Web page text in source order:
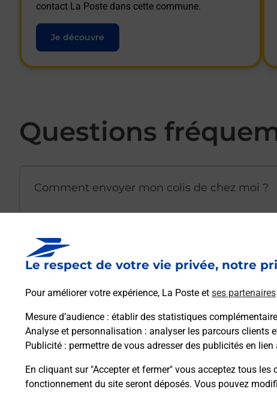
Le respect de votre vie privée, notre
Pour améliorer votre expérience, La Poste et ses partenaires
Mesure d’audience : établir des statistiques
Analyse et personnalisation : analyser les parcours clients
Publicité : permettre de vous adresser des publicités en
En cliquant sur "Accepter et fermer" vous acceptez tous
fonctionnement du site seront déposés. Vous pouvez
contact La Poste dans cette commune.
Je découvre
Questions
Comment envoyer mon colis de chez moi ?
Est-il possible d’acheter un emballage
Comment demander une modification de
Comment La Poste participe-t-elle à votre
Puis-je passer mon code de la route avec